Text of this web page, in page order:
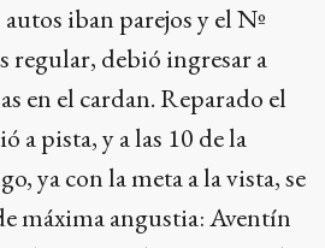
iban parejos y el Nº
regular, debió ingresar a
en el cardan. Reparado el
a pista, y a las 10 de la
ya con la meta a la vista, se
máxima angustia: Aventín